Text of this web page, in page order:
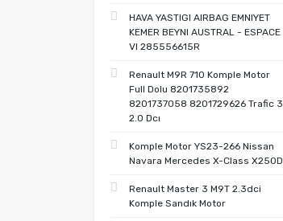
HAVA YASTIGI AIRBAG EMNIYET
KEMER BEYNI AUSTRAL - ESPACE
VI 285556615R
Renault M9R 710 Komple Motor
Full Dolu 8201735892
8201737058 8201729626 Trafic 3
2.0 Dcı
Komple Motor YS23-266 Nissan
Navara Mercedes X-Class X250D
Renault Master 3 M9T 2.3dci
Komple Sandık Motor